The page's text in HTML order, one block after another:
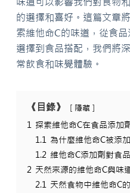
的選擇和喜好。這篇文章
索維他命C的味道，從食
選擇到食品搭配，我們將
常飲食和味覺體驗。
《目錄》 隱藏
1 探索維他命C在食品添加
1.1 為什麼維他命C被添
1.2 維他命C添加劑對食
2 天然來源的維他命C與味
2.1 天然食物中維他命C